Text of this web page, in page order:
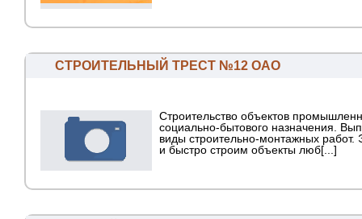
СТРОИТЕЛЬНЫЙ ТРЕСТ №12 ОАО
Строительство объектов
социально-бытового назначения.
виды строительно-монтажных
и быстро строим объекты люб[...]